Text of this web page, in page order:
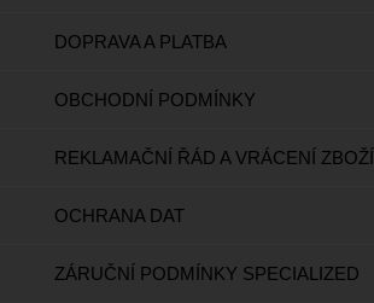
DOPRAVA A PLATBA
OBCHODNÍ PODMÍNKY
REKLAMAČNÍ ŘÁD A VRÁCENÍ ZBOŽÍ
OCHRANA DAT
ZÁRUČNÍ PODMÍNKY SPECIALIZED